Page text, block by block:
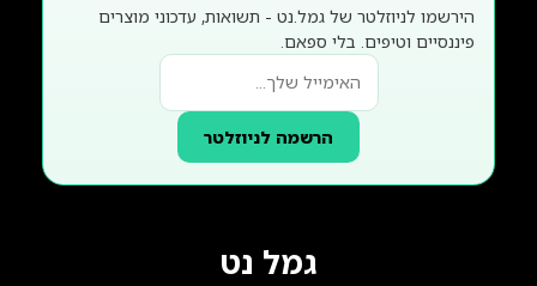
הירשמו לניוזלטר של גמל.נט - תשואות, עדכוני מוצרים
פיננסיים וטיפים. בלי ספאם.
הרשמה לניוזלטר
גמל נט